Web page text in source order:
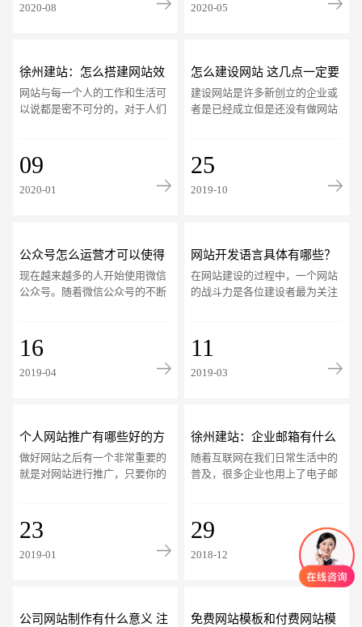
2020-08 2020-05
徐州建站：怎么搭建网站效
果会更好
网站与每一个人的工作和生活可
以说都是密不可分的，对于人们
想让网站起到一
09
2020-01
怎么建设网站 这几点一定要
知晓
建设网站是许多新创立的企业或
者是已经成立但是还没有做网站
件小的事情，因
25
2019-10
公众号怎么运营才可以使得
获得更好的效果
现在越来越多的人开始使用微信
公众号。随着微信公众号的不断
公众号怎么运营
16
2019-04
网站开发语言具体有哪些？
在网站建设的过程中，一个网站
的战斗力是各位建设者最为关注
为人们非常关注
11
2019-03
个人网站推广有哪些好的方
法
做好网站之后有一个非常重要的
就是对网站进行推广，只要你的
网站，我们都要
23
2019-01
徐州建站：企业邮箱有什么
作用
随着互联网在我们日常生活中的
普及，很多企业也用上了电子邮
不可少的产品了
29
2018-12
公司网站制作有什么意义 注
免费网站模板和付费网站模
电话 微信号